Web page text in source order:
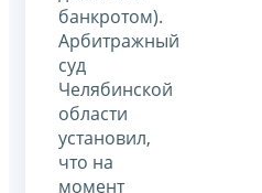
банкротом).
Арбитражный
суд
Челябинской
области
установил,
что на
момент